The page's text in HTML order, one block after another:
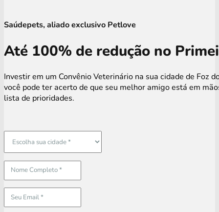
Saúdepets, aliado exclusivo Petlove
Até 100% de redução no
Investir em um Convênio Veterinário na sua cidade de Foz
você pode ter acerto de que seu melhor amigo está em
lista de prioridades.